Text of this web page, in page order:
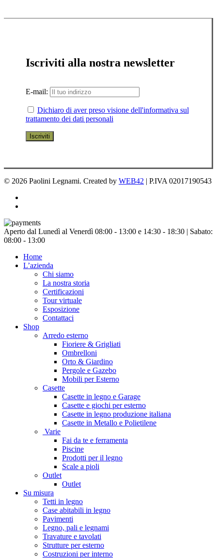
Iscriviti alla nostra newsletter
E-mail:
Dichiaro di aver preso visione dell'informativa sul
trattamento dei dati personali
© 2026 Paolini Legnami. Created by WEB42 | P.IVA 02017190543
Chiudi
menu
Aperto dal Lunedì al Venerdì 08:00 - 13:00 e 14:30 - 18:30 | Sabato:
08:00 - 13:00
Home
L’azienda
Chi siamo
La nostra storia
Certificazioni
Tour virtuale
Esposizione
Contattaci
Shop
Arredo esterno
Fioriere & Grigliati
Ombrelloni
Orto & Giardino
Pergole e Gazebo
Mobili per Esterno
Casette
Casette in legno e Garage
Casette e giochi per esterno
Casette in legno produzione italiana
Casette in Metallo e Polietilene
Varie
Fai da te e ferramenta
Piscine
Prodotti per il legno
Scale a pioli
Outlet
Outlet
Su misura
Tetti in legno
Case abitabili in legno
Pavimenti
Legno, pali e legnami
Travature e tavolati
Strutture per esterno
Costruzioni per interno